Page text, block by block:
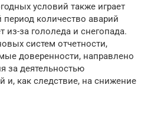
условий также играет
количество аварий
из-за гололеда и снегопада.
систем отчетности,
доверенности, направлено
за деятельностью
и, как следствие, на снижение